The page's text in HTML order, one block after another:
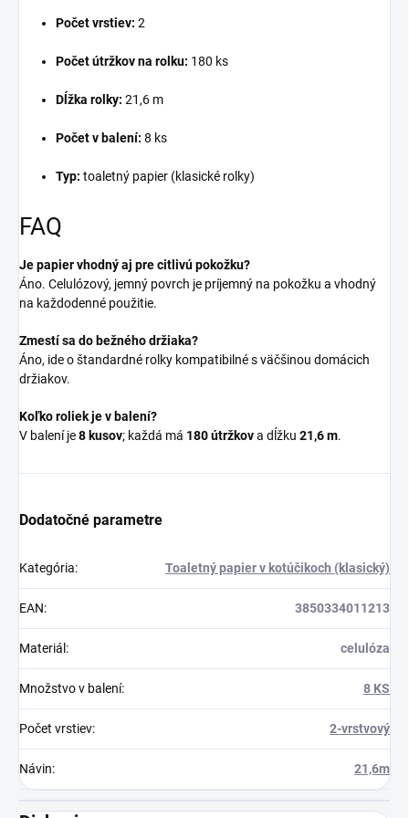
Počet vrstiev: 2
Počet útržkov na rolku: 180 ks
Dĺžka rolky: 21,6 m
Počet v balení: 8 ks
Typ: toaletný papier (klasické rolky)
FAQ
Je papier vhodný aj pre citlivú pokožku?
Áno. Celulózový, jemný povrch je príjemný na pokožku a vhodný
na každodenné použitie.
Zmestí sa do bežného držiaka?
Áno, ide o štandardné rolky kompatibilné s väčšinou domácich
držiakov.
Koľko roliek je v balení?
V balení je8 kusov; každá má 180 útržkova dĺžku 21,6 m.
Dodatočné parametre
Kategória: Toaletný papier v kotúčikoch (klasický)
EAN: 3850334011213
Materiál : celulóza
Množstvo v balení: 8 KS
Počet vrstiev: 2-vrstvový
Návin: 21,6m